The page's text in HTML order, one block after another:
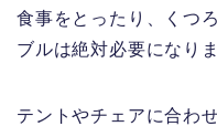
食事をとったり、くつ
ブルは絶対必要になり
テントやチェアに合わ